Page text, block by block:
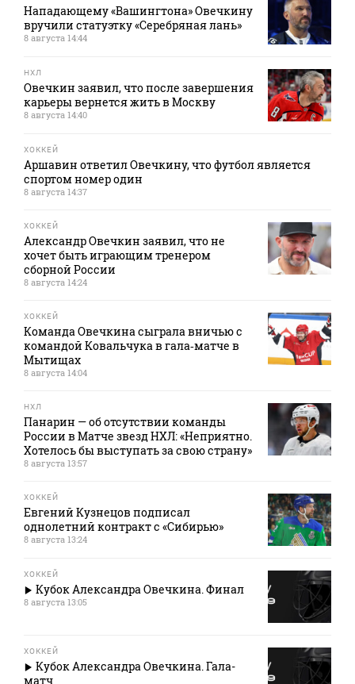
Нападающему «Вашингтона» Овечкину
вручили статуэтку «Серебряная лань»
8 августа 14:44
НХЛ
Овечкин заявил, что после завершения
карьеры вернется жить в Москву
8 августа 14:40
ХОККЕЙ
Аршавин ответил Овечкину, что футбол является
спортом номер один
8 августа 14:37
ХОККЕЙ
Александр Овечкин заявил, что не
хочет быть играющим тренером
сборной России
8 августа 14:24
ХОККЕЙ
Команда Овечкина сыграла вничью с
командой Ковальчука в гала‑матче в
Мытищах
8 августа 14:04
НХЛ
Панарин — об отсутствии команды
России в Матче звезд НХЛ: «Неприятно.
Хотелось бы выступать за свою страну»
8 августа 13:57
ХОККЕЙ
Евгений Кузнецов подписал
однолетний контракт с «Сибирью»
8 августа 13:24
ХОККЕЙ
Кубок Александра Овечкина. Финал
8 августа 13:05
ХОККЕЙ
Кубок Александра Овечкина. Гала-
матч